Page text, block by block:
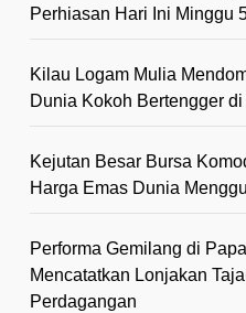
Perhiasan Hari Ini Minggu
Kilau Logam Mulia
Dunia Kokoh Bertengger
Kejutan Besar Bursa
Harga Emas Dunia
Performa Gemilang di
Mencatatkan Lonjakan
Perdagangan